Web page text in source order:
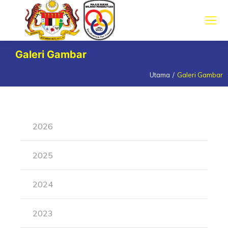
Galeri Gambar
Utama Galeri Gambar
2026
2025
2024
2023